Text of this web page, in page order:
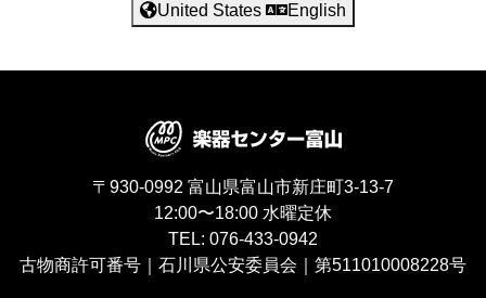
United States
English
〒930-0992 富山県富山市新庄町3-13-7
12:00〜18:00 水曜定休
TEL: 076-433-0942
古物商許可番号｜石川県公安委員会｜第511010008228号